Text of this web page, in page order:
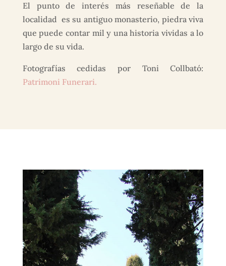
El punto de interés más reseñable de la
localidad es su antiguo monasterio, piedra viva
que puede contar mil y una historia vividas a lo
largo de su vida.
Fotografías cedidas por Toni Collbató:
Patrimoni Funerari.